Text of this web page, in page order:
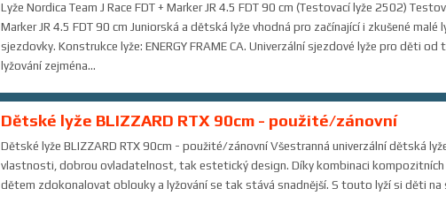
Lyže Nordica Team J Race FDT + Marker JR 4.5 FDT 90 cm (Testovací lyže 2502)
Marker JR 4.5 FDT 90 cm Juniorská a dětská lyže vhodná pro začínající i zkušené malé
sjezdovky. Konstrukce lyže: ENERGY FRAME CA. Univerzální sjezdové lyže pro děti
lyžování zejména...
Dětské lyže BLIZZARD RTX 90cm - použité/zánovní
Dětské lyže BLIZZARD RTX 90cm - použité/zánovní Všestranná univerzální dětská
vlastnosti, dobrou ovladatelnost, tak estetický design. Díky kombinaci kompozitních
dětem zdokonalovat oblouky a lyžování se tak stává snadnější. S touto lyží si děti na